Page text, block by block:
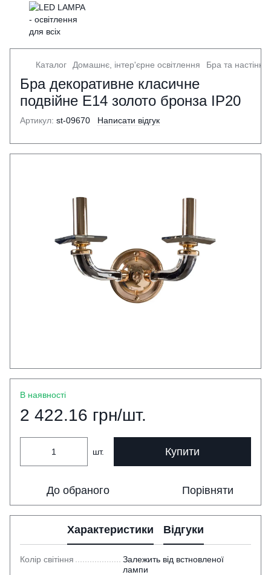
Каталог Домашнє, інтер'єрне освітлення Бра та настінні
Бра декоративне класичне
подвійне E14 золото бронза IP20
Артикул: st-09670 Написати відгук
В наявності
2 422.16 грн/шт.
шт. Купити
До обраного Порівняти
Характеристики Відгуки
Колір світіння
Залежить від встновленої
лампи